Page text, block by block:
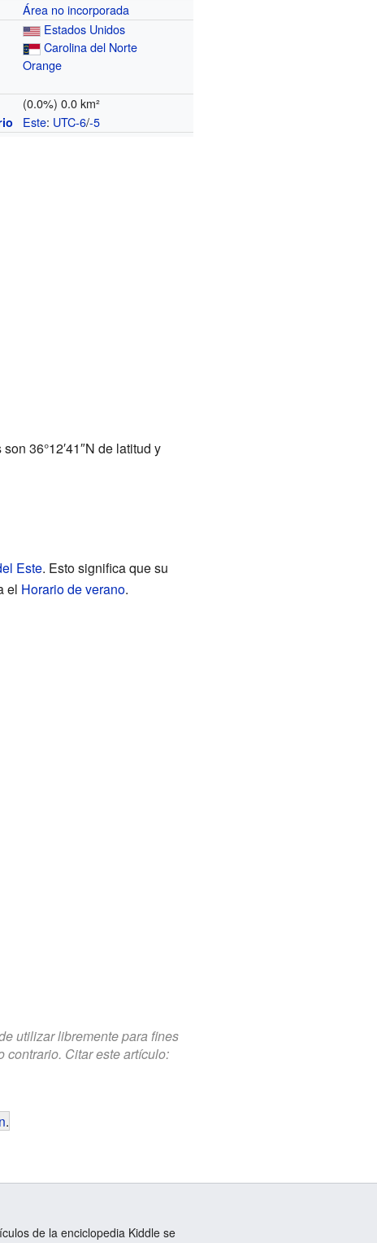
Área no incorporada
Estados Unidos
Carolina del Norte
Orange
(0.0%) 0.0 km²
Este: UTC-6/-5
36°12′41″N de latitud y
Este. Esto significa que su
el Horario de verano.
utilizar libremente para fines
Citar este artículo:
.
de la enciclopedia Kiddle se